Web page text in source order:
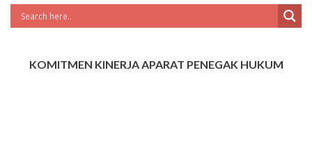
KOMITMEN KINERJA APARAT PENEGAK HUKUM